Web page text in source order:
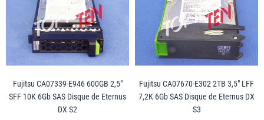
Fujitsu CA07339-E946 600GB 2,5"
SFF 10K 6Gb SAS Disque de Eternus
DX S2
Fujitsu CA07670-E302 2TB 3,5" LFF
7,2K 6Gb SAS Disque de Eternus DX
S3